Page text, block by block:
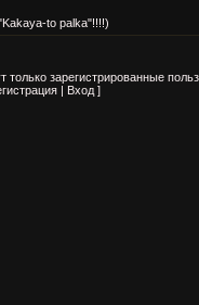
to palka"!!!!)
зарегистрированные
| Вход ]